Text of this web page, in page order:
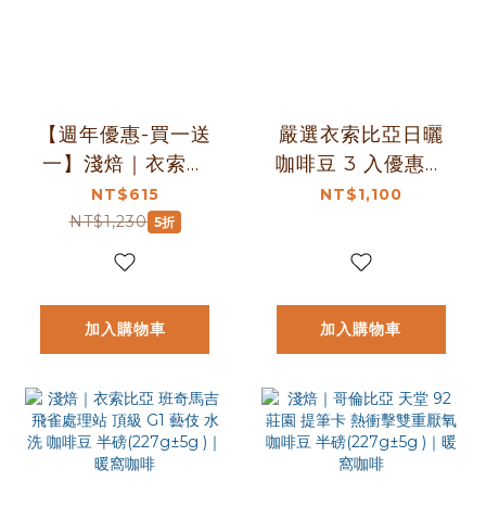
【週年優惠-買一送
一】淺焙｜衣索比
亞 耶加雪菲 艾瑞嘉
二氧化碳浸漬+日曬
處理法 1/4磅 咖啡
NT$615
NT$1,230 5折
加入購物車
嚴選衣索比亞日曬
咖啡豆 3 入優惠組
｜桃子甜心、班
啡
NT$1,100
加入購物車